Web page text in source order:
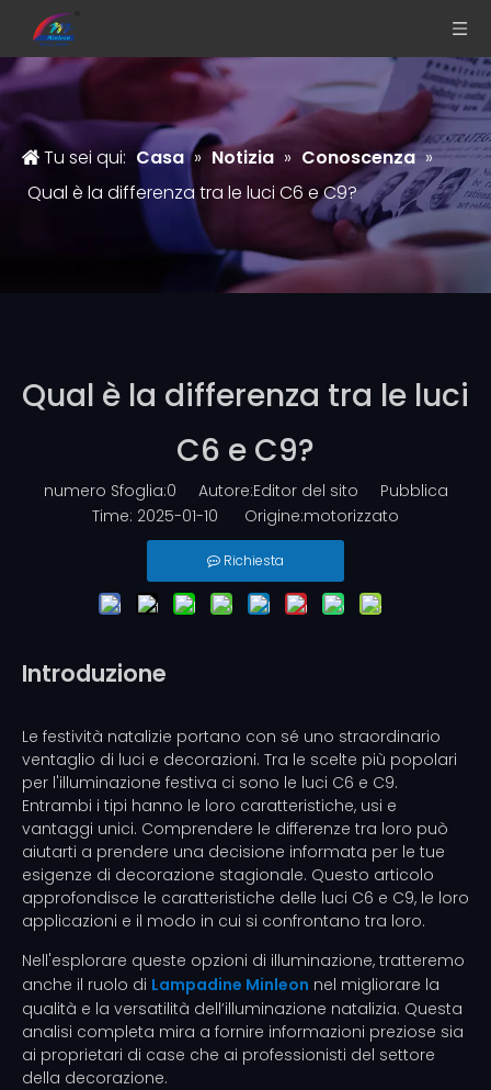
Tu sei qui: Casa » Notizia » Conoscenza »
Qual è la differenza tra le luci C6 e C9?
Qual è la differenza tra le luci
C6 e C9?
numero Sfoglia:0 Autore:Editor del sito Pubblica
Time: 2025-01-10 Origine:motorizzato
Richiesta
Introduzione
Le festività natalizie portano con sé uno straordinario
ventaglio di luci e decorazioni. Tra le scelte più popolari
per l'illuminazione festiva ci sono le luci C6 e C9.
Entrambi i tipi hanno le loro caratteristiche, usi e
vantaggi unici. Comprendere le differenze tra loro può
aiutarti a prendere una decisione informata per le tue
esigenze di decorazione stagionale. Questo articolo
approfondisce le caratteristiche delle luci C6 e C9, le loro
applicazioni e il modo in cui si confrontano tra loro.
Nell'esplorare queste opzioni di illuminazione, tratteremo
anche il ruolo di Lampadine Minleon nel migliorare la
qualità e la versatilità dell’illuminazione natalizia. Questa
analisi completa mira a fornire informazioni preziose sia
ai proprietari di case che ai professionisti del settore
della decorazione.